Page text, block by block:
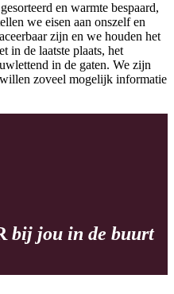
en warmte bespaard,
we eisen aan onszelf en
zijn en we houden het
in de laatste plaats, het
in de gaten. We zijn
zoveel mogelijk informatie
bij jou in de buurt